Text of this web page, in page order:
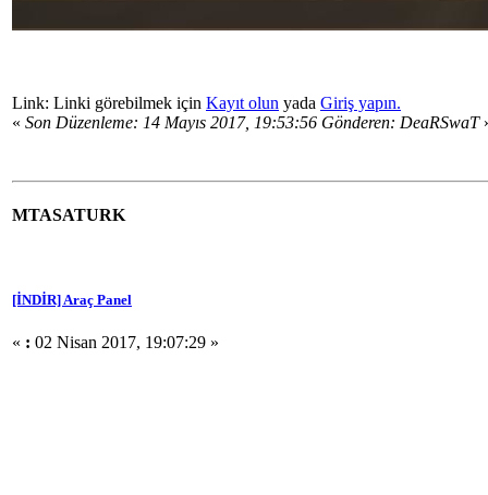
Link: Linki görebilmek için Kayıt olun yada Giriş yapın.
« Son Düzenleme: 14 Mayıs 2017, 19:53:56 Gönderen: DeaRSwaT
MTASATURK
[İNDİR] Araç Panel
« : 02 Nisan 2017, 19:07:29 »